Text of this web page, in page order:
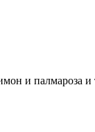
и палмароза